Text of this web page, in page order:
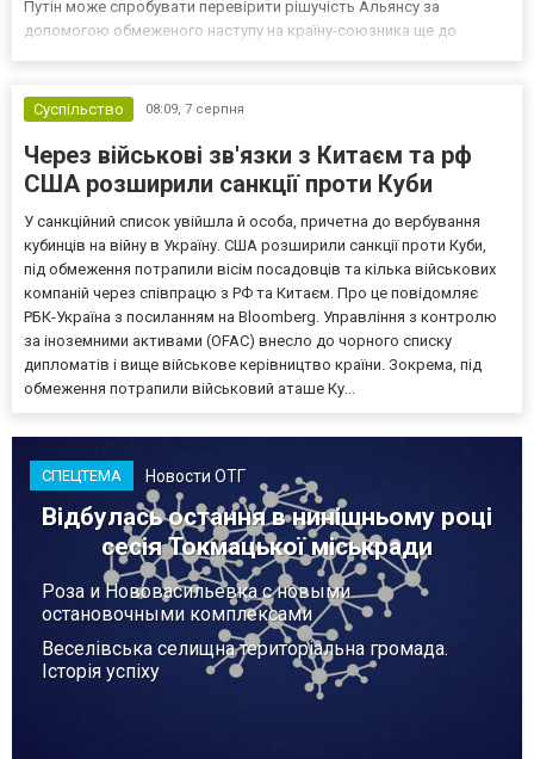
Путін може спробувати перевірити рішучість Альянсу за
допомогою обмеженого наступу на країну-союзника ще до
Суспільство
08:09, 7 серпня
Через військові зв'язки з Китаєм та рф
США розширили санкції проти Куби
У санкційний список увійшла й особа, причетна до вербування
кубинців на війну в Україну. США розширили санкції проти Куби,
під обмеження потрапили вісім посадовців та кілька військових
компаній через співпрацю з РФ та Китаєм. Про це повідомляє
РБК-Україна з посиланням на Bloomberg. Управління з контролю
за іноземними активами (OFAC) внесло до чорного списку
дипломатів і вище військове керівництво країни. Зокрема, під
обмеження потрапили військовий аташе Ку...
СПЕЦТЕМА Новости ОТГ
Відбулась остання в нинішньому році
сесія Токмацької міськради
Роза и Нововасильевка с новыми
остановочными комплексами
Веселівська селищна територіальна громада.
Історія успіху